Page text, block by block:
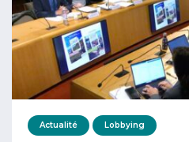
Actualité Lobbying